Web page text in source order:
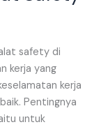
safety di
kerja yang
kerja
Pentingnya
untuk